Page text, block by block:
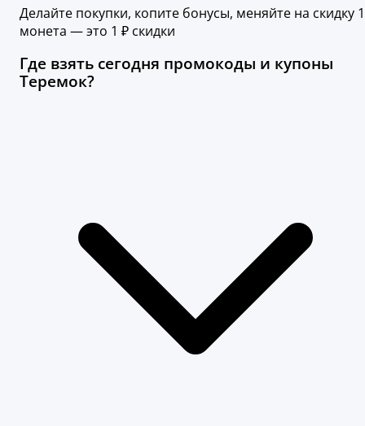
Делайте покупки, копите бонусы, меняйте на скидку 1
монета — это 1 ₽ скидки
Где взять сегодня промокоды и купоны
Теремок?